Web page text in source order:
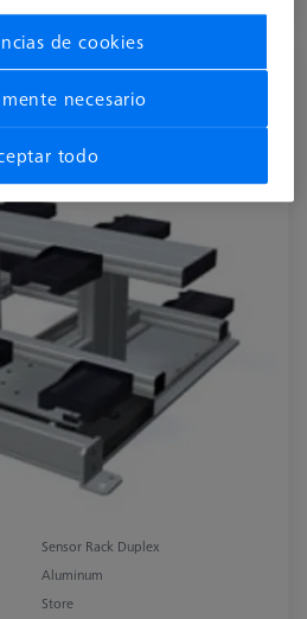
Sensor Rack Duplex
Aluminum
Store
de cookies
necesario
todo